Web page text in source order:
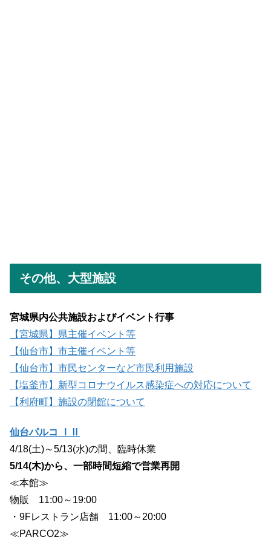
その他、大型施設
宮城県内公共施設およびイベント行事
【宮城県】県主催イベント等
【仙台市】市主催イベント等
【仙台市】市民センターなど市民利用施設
【塩釜市】新型コロナウイルス感染症への対応について
【利府町】施設の閉館について
仙台パルコ ⅠⅡ
4/18(土)～5/13(水)の間、臨時休業
5/14(木)から、一部時間短縮で営業再開
≪本館≫
物販 11:00～19:00
・9Fレストラン店舗 11:00～20:00
≪PARCO2≫